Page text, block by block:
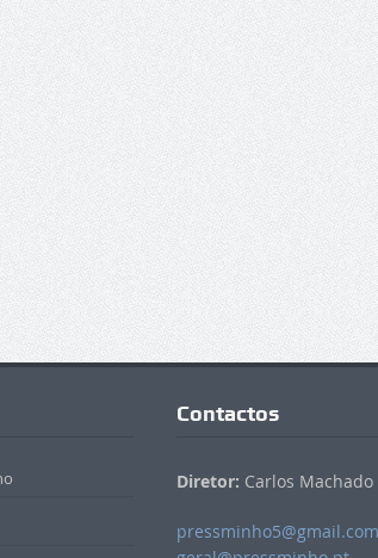
Contactos
Diretor: Carlos Machado
pressminho5@gmail.com